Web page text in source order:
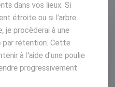
dans vos lieux. Si
étroite ou si l'arbre
je procèderai à une
par rétention. Cette
à l'aide d'une poulie
progressivement